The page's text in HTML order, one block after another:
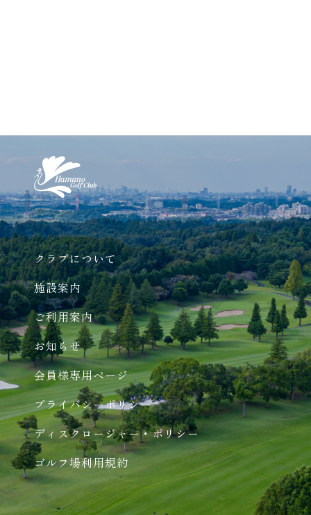
クラブについて
施設案内
ご利用案内
お知らせ
会員様専用ページ
プライバシーポリシー
ディスクロージャー・ポリシー
ゴルフ場利用規約